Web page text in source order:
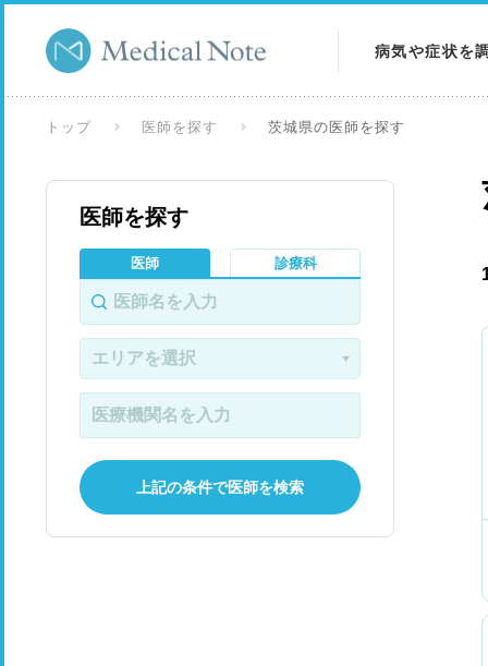
病気や症状を
トップ 医師を探す 茨城県の医師を探す
医師を探す
医師 診療科
上記の条件で医師を検索